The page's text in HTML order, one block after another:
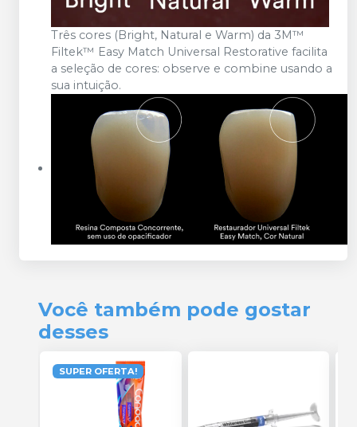
Três cores (Bright, Natural e Warm) da 3M™
Filtek™ Easy Match Universal Restorative facilita
a seleção de cores: observe e combine usando a
sua intuição.
Você também pode gostar
desses
SUPER OFERTA!